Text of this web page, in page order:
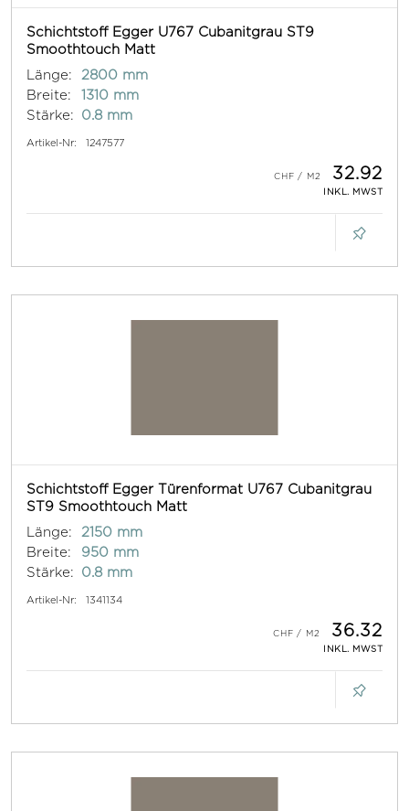
Schichtstoff Egger U767 Cubanitgrau ST9
Smoothtouch Matt
Länge:
2800 mm
Breite:
1310 mm
Stärke:
0.8 mm
Artikel-Nr: 1247577
32.92
INKL. MWST
Schichtstoff Egger Türenformat U767 Cubanitgrau
ST9 Smoothtouch Matt
Länge:
2150 mm
Breite:
950 mm
Stärke:
0.8 mm
Artikel-Nr: 1341134
36.32
INKL. MWST